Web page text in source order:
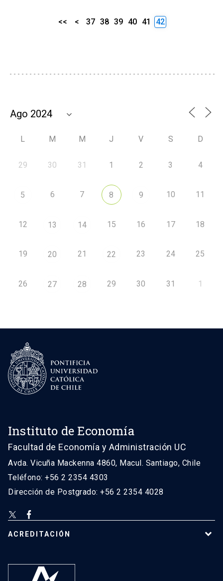
<< < 37 38 39 40 41 42
L M M J V S D
29 30 31 1 2 3 4
5 6 7 8 9 10 11
12 13 14 15 16 17 18
19 20 21 22 23 24 25
26 27 28 29 30 31 1
Instituto de Economía
Facultad de Economía y Administración UC
Avda. Vicuña Mackenna 4860, Macul. Santiago, Chile
Teléfono: +56 2 2354 4303
Dirección de Postgrado: +56 2 2354 4028
ACREDITACIÓN